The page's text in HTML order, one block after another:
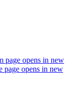
page opens in new
page opens in new